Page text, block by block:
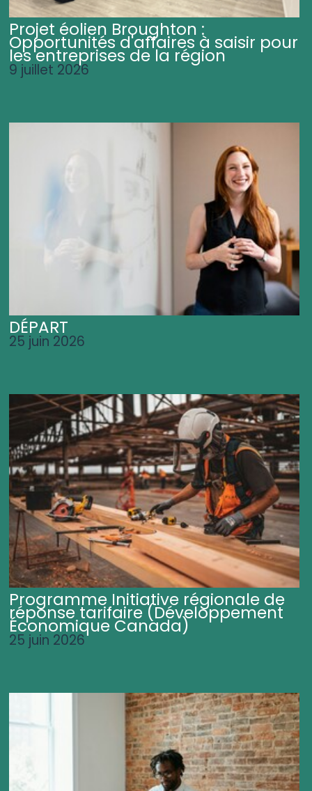
Projet éolien Broughton :
Opportunités d'affaires à saisir pour
les entreprises de la région
9 juillet 2026
DÉPART
25 juin 2026
Programme Initiative régionale de
réponse tarifaire (Développement
Économique Canada)
25 juin 2026